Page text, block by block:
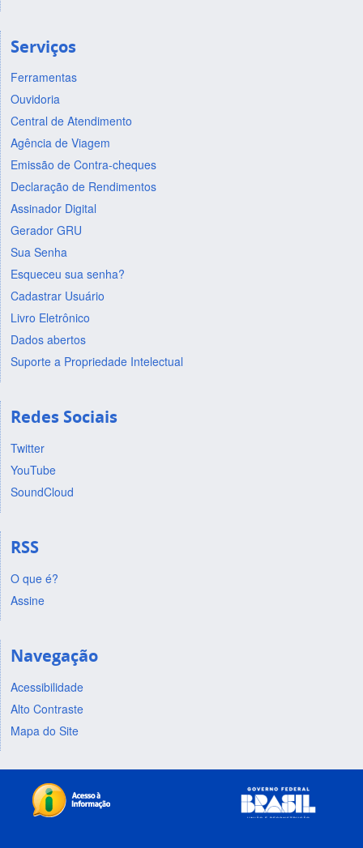
Serviços
Ferramentas
Ouvidoria
Central de Atendimento
Agência de Viagem
Emissão de Contra-cheques
Declaração de Rendimentos
Assinador Digital
Gerador GRU
Sua Senha
Esqueceu sua senha?
Cadastrar Usuário
Livro Eletrônico
Dados abertos
Suporte a Propriedade Intelectual
Redes Sociais
Twitter
YouTube
SoundCloud
RSS
O que é?
Assine
Navegação
Acessibilidade
Alto Contraste
Mapa do Site